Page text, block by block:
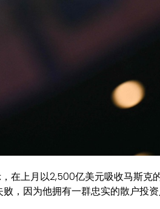
在上月以2,500亿美元吸收马斯克
，因为他拥有一群忠实的散户投资